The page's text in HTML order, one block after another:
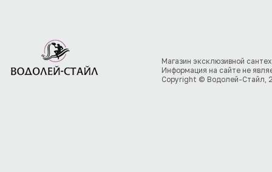
Магазин эксклюзивной
Информация на сайте не
Copyright © Водолей-Стайл,